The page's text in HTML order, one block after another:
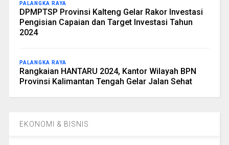
PALANGKA RAYA
DPMPTSP Provinsi Kalteng Gelar Rakor Investasi
Pengisian Capaian dan Target Investasi Tahun
2024
PALANGKA RAYA
Rangkaian HANTARU 2024, Kantor Wilayah BPN
Provinsi Kalimantan Tengah Gelar Jalan Sehat
EKONOMI & BISNIS